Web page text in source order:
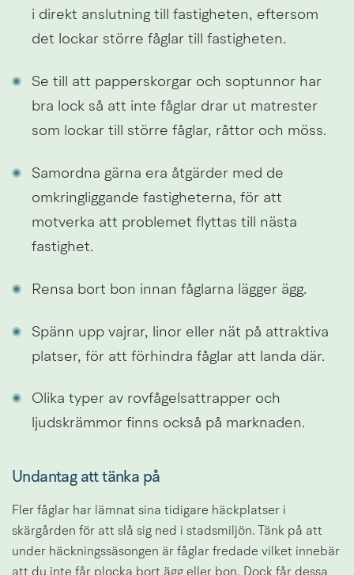
i direkt anslutning till fastigheten, eftersom
det lockar större fåglar till fastigheten.
Se till att papperskorgar och soptunnor har
bra lock så att inte fåglar drar ut matrester
som lockar till större fåglar, råttor och möss.
Samordna gärna era åtgärder med de
omkringliggande fastigheterna, för att
motverka att problemet flyttas till nästa
fastighet.
Rensa bort bon innan fåglarna lägger ägg.
Spänn upp vajrar, linor eller nät på attraktiva
platser, för att förhindra fåglar att landa där.
Olika typer av rovfågelsattrapper och
ljudskrämmor finns också på marknaden.
Undantag att tänka på
Fler fåglar har lämnat sina tidigare häckplatser i
skärgården för att slå sig ned i stadsmiljön. Tänk på att
under häckningssäsongen är fåglar fredade vilket innebär